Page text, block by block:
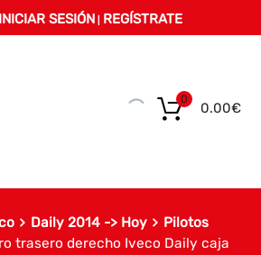
INICIAR SESIÓN REGÍSTRATE
0.00€
0
Daily 2014 -> Hoy
Pilotos
trasero derecho Iveco Daily caja